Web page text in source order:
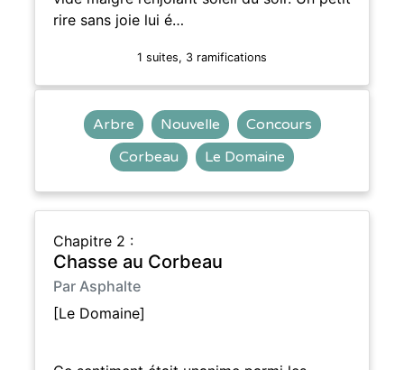
rire sans joie lui é…
1 suites, 3 ramifications
Arbre Nouvelle
Concours
Corbeau
Le Domaine
Chapitre 2 :
Chasse au Corbeau
Par Asphalte
[Le Domaine]